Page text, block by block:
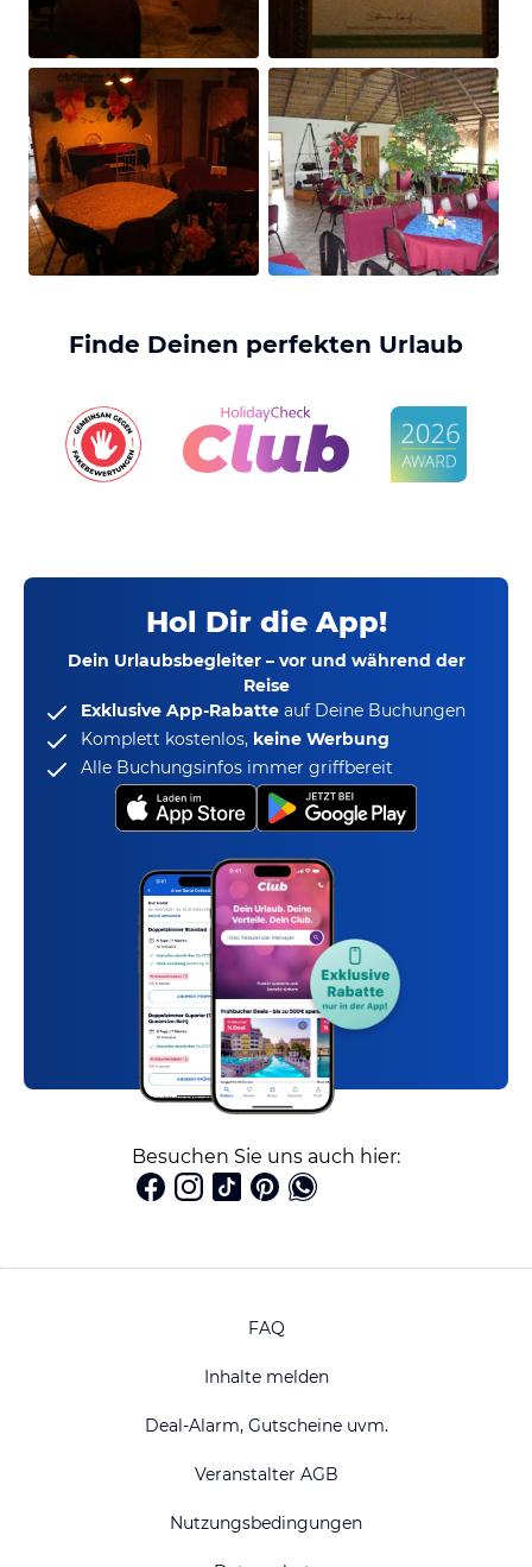
Finde Deinen perfekten Urlaub
Hol Dir die App!
Dein Urlaubsbegleiter – vor und während der
Reise
Exklusive App-Rabatte auf Deine Buchungen
Komplett kostenlos, keine Werbung
Alle Buchungsinfos immer griffbereit
Besuchen Sie uns auch hier:
FAQ
Inhalte melden
Deal-Alarm, Gutscheine uvm.
Veranstalter AGB
Nutzungsbedingungen